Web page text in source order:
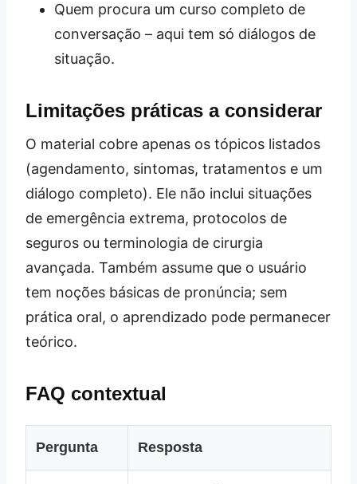
Quem procura um curso completo de
conversação – aqui tem só diálogos de
situação.
Limitações práticas a considerar
O material cobre apenas os tópicos listados
(agendamento, sintomas, tratamentos e um
diálogo completo). Ele não inclui situações
de emergência extrema, protocolos de
seguros ou terminologia de cirurgia
avançada. Também assume que o usuário
tem noções básicas de pronúncia; sem
prática oral, o aprendizado pode permanecer
teórico.
FAQ contextual
Pergunta Resposta